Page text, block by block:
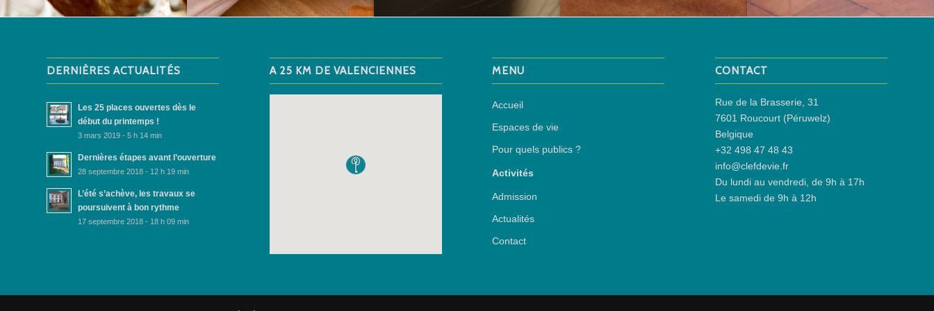
DERNIÈRES ACTUALITÉS
Les 25 places ouvertes dès le
début du printemps !
3 mars 2019 - 5 h 14 min
Dernières étapes avant l’ouverture
28 septembre 2018 - 12 h 19 min
L’été s’achève, les travaux se
poursuivent à bon rythme
17 septembre 2018 - 18 h 09 min
A 25 KM DE VALENCIENNES MENU
Accueil
Espaces de vie
Pour quels publics ?
Activités
Admission
Actualités
Contact
CONTACT
Rue de la Brasserie, 31
7601 Roucourt (Péruwelz)
Belgique
+32 498 47 48 43
info@clefdevie.fr
Du lundi au vendredi, de 9h à 17h
Le samedi de 9h à 12h